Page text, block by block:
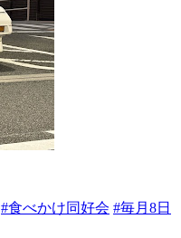
#食べかけ同好会 #毎月8日